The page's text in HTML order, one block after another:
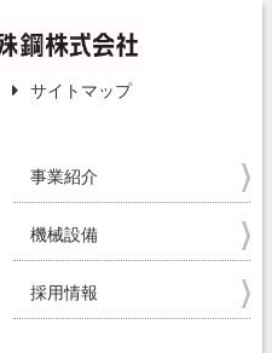
サイトマップ
事業紹介
機械設備
採用情報